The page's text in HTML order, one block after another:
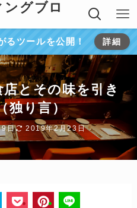
ングブロ
るツールを公開！ 詳細
とその味を引き
独り言）
9日 2019年2月23日